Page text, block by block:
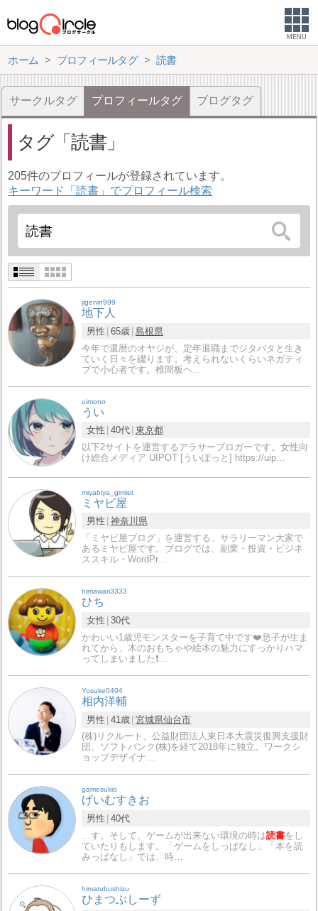
MENU
ホーム プロフィールタグ 読書
サークルタグ プロフィールタグ ブログタグ
タグ 読書
205件のプロフィールが登録されています。
キーワード「読書」でプロフィール検索
jigenin999
地下人
男性 65歳 島根県
今年で還暦のオヤジが、定年退職までジタバタと生き
ていく日々を綴ります。考えられないくらいネガティ
ブで小心者です。椎間板ヘ…
uimono
うい
女性 40代 東京都
以下2サイトを運営するアラサーブロガーです。女性向
け総合メディア UIPOT [ういぽっと] https://uip…
miyabiya_gimlet
ミヤビ屋
男性 神奈川県
「ミヤビ屋ブログ」を運営する、サラリーマン大家で
あるミヤビ屋です。ブログでは、副業・投資・ビジネ
ススキル・WordPr…
himawari3333
ひち
女性 30代
かわいい1歳児モンスターを子育て中です❤️息子が生ま
れてから、木のおもちゃや絵本の魅力にすっかりハマ
ってしまいました❗…
Yosuke0404
相内洋輔
男性 41歳 宮城県仙台市
(株)リクルート、公益財団法人東日本大震災復興支援財
団、ソフトバンク(株)を経て2018年に独立。ワークシ
ョップデザイナ…
gamesukio
げいむすきお
男性 40代
…す。そして、ゲームが出来ない環境の時は読書をし
ていたりもします。「ゲームをしっぱなし」「本を読
みっぱなし」では、時…
himatubushizu
ひまつぶしーず